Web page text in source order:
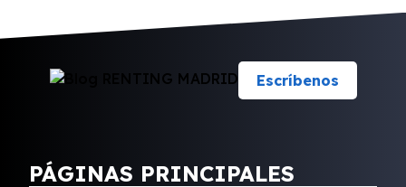
Escríbenos
PÁGINAS PRINCIPALES